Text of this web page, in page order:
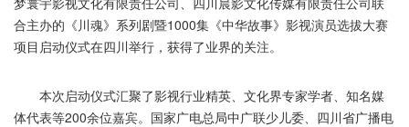
合主办的《川魂》系列剧暨1000集《中华故事》影视演员选拔大赛
项目启动仪式在四川举行，获得了业界的关注。
本次启动仪式汇聚了影视行业精英、文化界专家学者、知名媒
体代表等200余位嘉宾。国家广电总局中广联少儿委、四川省广播电